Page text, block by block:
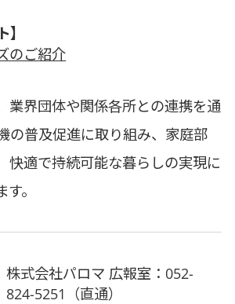
のご紹介
業界団体や関係各所との連携を通
の普及促進に取り組み、家庭部
快適で持続可能な暮らしの実現に
。
株式会社パロマ 広報室：052-
824-5251（直通）